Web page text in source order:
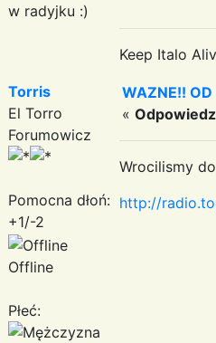
w radyjku :)
Keep Italo
Torris
El Torro
Forumowicz
Pomocna dłoń:
+1/-2
Offline
Płeć:
WAZNE!!
«
Wrocilismy
http://